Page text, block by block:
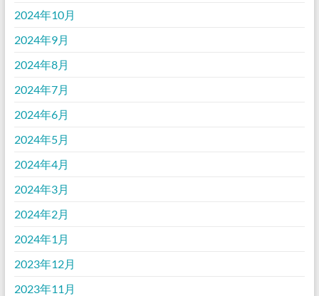
2024年10月
2024年9月
2024年8月
2024年7月
2024年6月
2024年5月
2024年4月
2024年3月
2024年2月
2024年1月
2023年12月
2023年11月